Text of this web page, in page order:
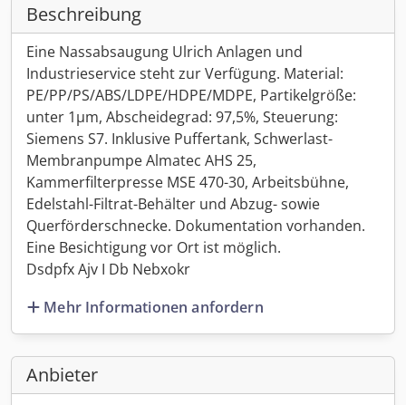
Beschreibung
Eine Nassabsaugung Ulrich Anlagen und
Industrieservice steht zur Verfügung. Material:
PE/PP/PS/ABS/LDPE/HDPE/MDPE, Partikelgröße:
unter 1µm, Abscheidegrad: 97,5%, Steuerung:
Siemens S7. Inklusive Puffertank, Schwerlast-
Membranpumpe Almatec AHS 25,
Kammerfilterpresse MSE 470-30, Arbeitsbühne,
Edelstahl-Filtrat-Behälter und Abzug- sowie
Querförderschnecke. Dokumentation vorhanden.
Eine Besichtigung vor Ort ist möglich.
Dsdpfx Ajv I Db Nebxokr
Mehr Informationen anfordern
Anbieter